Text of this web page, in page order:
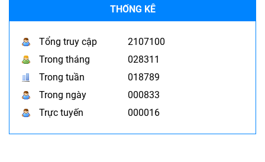
THỐNG KÊ
Tổng truy cập
2107100
Trong tháng
028311
Trong tuần
018789
Trong ngày
000833
Trực tuyến
000016